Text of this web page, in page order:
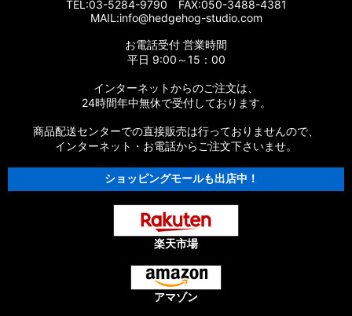
TEL:03-5284-9790 FAX:050-3488-4381
MAIL:info@hedgehog-studio.com
お電話受付 営業時間
平日 9:00～15：00
インターネットからのご注文は、
24時間年中無休で受付しております。
商品配送センターでの直接販売は行っておりませんので、
インターネット・お電話からご注文下さいませ。
ショッピングモールも出店中！
楽天市場
アマゾン